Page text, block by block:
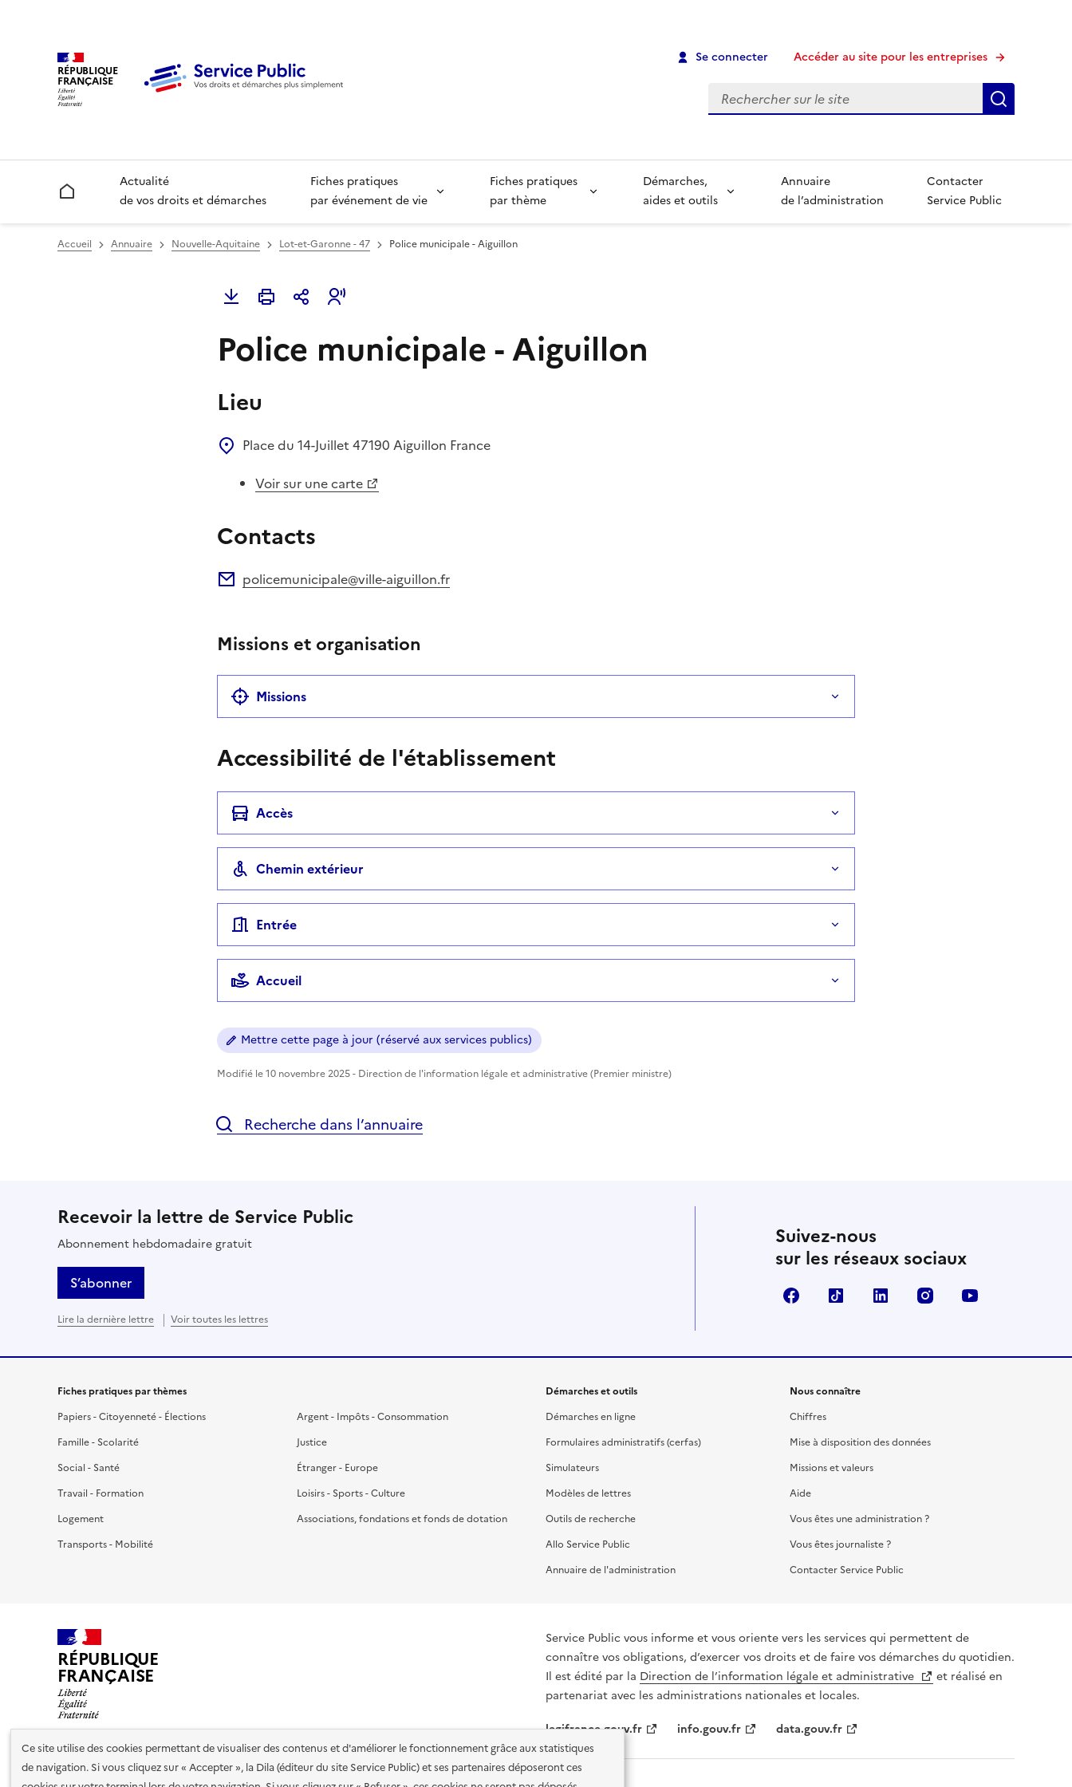
Ce site utilise des cookies permettant de visualiser des contenus et d'améliorer le fonctionnement grâce aux statistiques
de navigation. Si vous cliquez sur « Accepter », la Dila (éditeur du site Service Public) et ses partenaires déposeront ces
RÉPUBLIQUE
FRANÇAISE
Se connecter Accéder au site pour les entreprises
Recherche
Accueil
Actualité
de vos droits et démarches
Fiches pratiques
par événement de vie
Fiches pratiques
par thème
Démarches,
aides et outils
Annuaire
de l’administration
Contacter
Service Public
Accueil Annuaire Nouvelle-Aquitaine Lot-et-Garonne - 47 Police municipale - Aiguillon
Police municipale - Aiguillon
Lieu
Place du 14-Juillet 47190 Aiguillon France
Voir sur une carte
Contacts
policemunicipale@ville-aiguillon.fr
Missions et organisation
Missions
Accessibilité de l'établissement
Accès
Chemin extérieur
Entrée
Accueil
Mettre cette page à jour (réservé aux services publics)
Modifié le 10 novembre 2025 - Direction de l'information légale et administrative (Premier ministre)
Recherche dans l’annuaire
Recevoir la lettre de Service Public
Abonnement hebdomadaire gratuit
S’abonner
Lire la dernière lettre Voir toutes les lettres
Suivez-nous
sur les réseaux sociaux
FacebookTikTok LinkedIn Instagram
Fiches pratiques par thèmes
Papiers - Citoyenneté - Élections
Famille - Scolarité
Social - Santé
Travail - Formation
Logement
Transports - Mobilité
Argent - Impôts - Consommation
Justice
Étranger - Europe
Loisirs - Sports - Culture
Associations, fondations et fonds de dotation
Démarches et outils
Démarches en ligne
Formulaires administratifs (cerfas)
Simulateurs
Modèles de lettres
Outils de recherche
Allo Service Public
Annuaire de l'administration
Nous connaître
Chiffres
Mise à disposition des données
Missions et valeurs
Aide
Vous êtes une administration ?
Vous êtes journaliste ?
Contacter Service Public
RÉPUBLIQUE
FRANÇAISE
Service Public vous informe et vous oriente vers les services qui permettent de
connaître vos obligations, d’exercer vos droits et de faire vos démarches du quotidien.
Il est édité par la Direction de l’information légale et administrative
et réalisé en
partenariat avec les administrations nationales et locales.
legifrance.gouv.fr
info.gouv.fr data.gouv.fr
Nos partenaires